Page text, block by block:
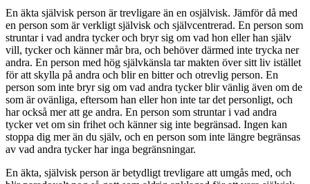
En äkta självisk person är trevligare än en osjälvisk. Jämför då med
en person som är verkligt självisk och självcentrerad. En person som
struntar i vad andra tycker och bryr sig om vad hon eller han själv
vill, tycker och känner mår bra, och behöver därmed inte trycka ner
andra. En person med hög självkänsla tar makten över sitt liv istället
för att skylla på andra och blir en bitter och otrevlig person. En
person som inte bryr sig om vad andra tycker blir vänlig även om de
som är ovänliga, eftersom han eller hon inte tar det personligt, och
har också mer att ge andra. En person som struntar i vad andra
tycker vet om sin frihet och känner sig inte begränsad. Ingen kan
stoppa dig mer än du själv, och en person som inte längre begränsas
av vad andra tycker har inga begränsningar.
En äkta, självisk person är betydligt trevligare att umgås med, och